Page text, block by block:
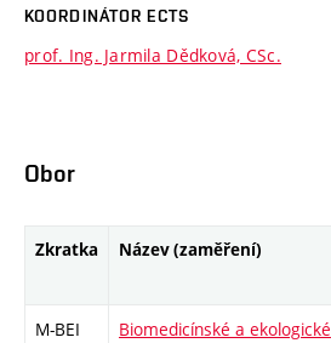
KOORDINÁTOR ECTS
prof. Ing. Jarmila Dědková, CSc.
Obor
Zkratka Název (zaměření)
M-BEI
Biomedicínské a ekologické